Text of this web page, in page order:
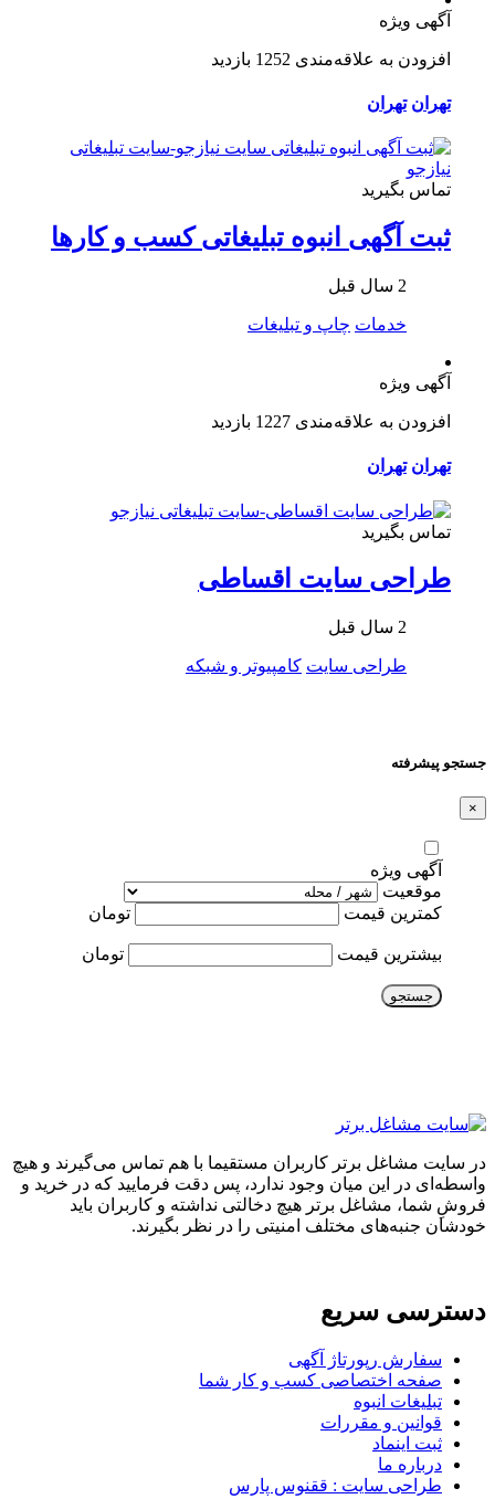
آگهی ویژه
افزودن به علاقه‌مندی 1252 بازدید
تهران تهران
تماس بگیرید
ثبت آگهی انبوه تبلیغاتی کسب و کارها
2 سال قبل
خدمات چاپ و تبلیغات
آگهی ویژه
افزودن به علاقه‌مندی 1227 بازدید
تهران تهران
تماس بگیرید
طراحی سایت اقساطی
2 سال قبل
طراحی سایت کامپیوتر و شبکه
جستجو پیشرفته
×
آگهی ویژه
موقعیت
کمترین قیمت
تومان
بیشترین قیمت تومان
جستجو
در سایت مشاغل برتر کاربران مستقیما با هم تماس می‌گیرند و هیچ
واسطه‌ای در این میان وجود ندارد، پس دقت فرمایید که در خرید و
فروشِ شما، مشاغل برتر هیچ دخالتی نداشته و کاربران باید
خودشان جنبه‌های مختلف امنیتی را در نظر بگیرند.
دسترسی سریع
سفارش رپورتاژ آگهی
صفحه اختصاصی کسب و کار شما
تبلیغات انبوه
قوانین و مقررات
ثبت اینماد
درباره ما
طراحی سایت : ققنوس پارس